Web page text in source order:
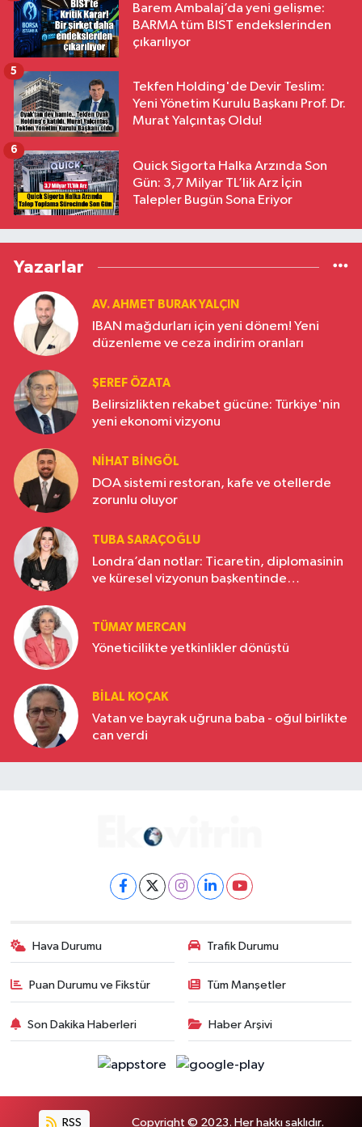
Barem Ambalaj’da yeni gelişme:
BARMA tüm BIST endekslerinden
çıkarılıyor
Tekfen Holding'de Devir Teslim:
Yeni Yönetim Kurulu Başkanı Prof. Dr.
Murat Yalçıntaş Oldu!
5
Quick Sigorta Halka Arzında Son
Gün: 3,7 Milyar TL’lik Arz İçin
Talepler Bugün Sona Eriyor
6
Yazarlar
AV. AHMET BURAK YALÇIN
IBAN mağdurları için yeni dönem! Yeni
düzenleme ve ceza indirim oranları
ŞEREF ÖZATA
Belirsizlikten rekabet gücüne: Türkiye'nin
yeni ekonomi vizyonu
NIHAT BINGÖL
DOA sistemi restoran, kafe ve otellerde
zorunlu oluyor
TUBA SARAÇOĞLU
Londra’dan notlar: Ticaretin, diplomasinin
ve küresel vizyonun başkentinde
TÜMAY MERCAN
Yöneticilikte yetkinlikler dönüştü
BILAL KOÇAK
Vatan ve bayrak uğruna baba - oğul birlikte
can verdi
Hava Durumu Trafik Durumu
Puan Durumu ve Fikstür Tüm Manşetler
Son Dakika Haberleri Haber Arşivi
RSS Copyright © 2023. Her hakkı saklıdır.